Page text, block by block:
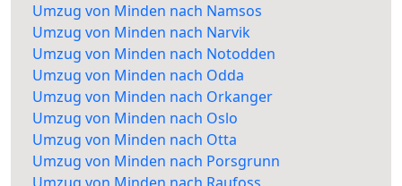
Umzug von Minden nach Namsos
Umzug von Minden nach Narvik
Umzug von Minden nach Notodden
Umzug von Minden nach Odda
Umzug von Minden nach Orkanger
Umzug von Minden nach Oslo
Umzug von Minden nach Otta
Umzug von Minden nach Porsgrunn